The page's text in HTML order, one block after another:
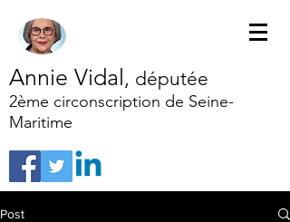
Annie Vidal, députée
2ème circonscription de Seine-
Maritime
Post